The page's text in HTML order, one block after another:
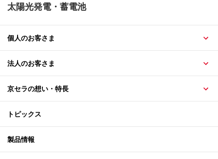
太陽光発電・蓄電池
個人のお客さま
法人のお客さま
京セラの想い・特長
トピックス
製品情報